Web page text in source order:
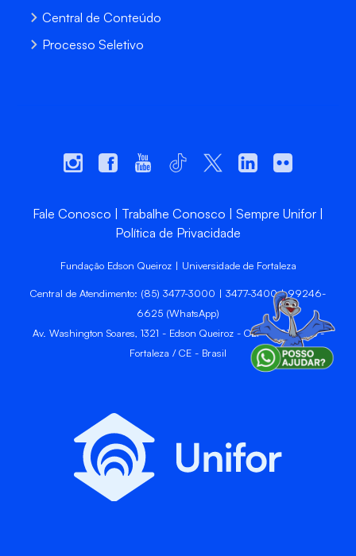
Central de Conteúdo
Processo Seletivo
Fale Conosco Trabalhe Conosco
Sempre Unifor
Política de Privacidade
Fundação Edson Queiroz | Universidade de Fortaleza
Central de Atendimento: (85) 3477-3000 | 3477-3400 | 99246-
6625 (WhatsApp)
Av. Washington Soares, 1321 - Edson Queiroz - CEP 60811-905 -
Fortaleza / CE - Brasil